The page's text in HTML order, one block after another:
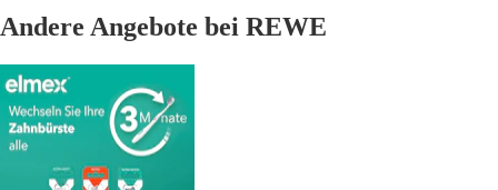
Andere Angebote bei REWE